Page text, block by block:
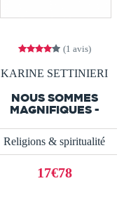
(1 avis)
KARINE SETTINIERI
NOUS SOMMES
MAGNIFIQUES -
Religions & spiritualité
17€78